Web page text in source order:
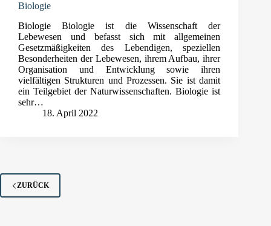
Biologie
Biologie Biologie ist die Wissenschaft der
Lebewesen und befasst sich mit allgemeinen
Gesetzmäßigkeiten des Lebendigen, speziellen
Besonderheiten der Lebewesen, ihrem Aufbau, ihrer
Organisation und Entwicklung sowie ihren
vielfältigen Strukturen und Prozessen. Sie ist damit
ein Teilgebiet der Naturwissenschaften. Biologie ist
sehr…
18. April 2022
ZURÜCK